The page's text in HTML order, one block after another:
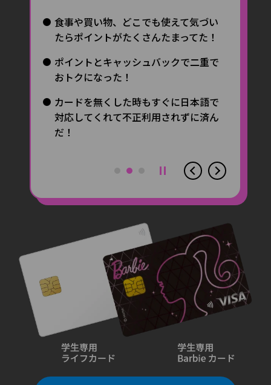
４％キャッシュバックでお土産代が浮
いた！
旅行中にパスポートをなくしたけど、
ライフカードには海外サポートサービ
サポートしてもらえて助かった！
食事や買い物、どこでも使えて気づい
たらポイントがたくさんたまってた！
ポイントとキャッシュバックで二重で
おトクになった！
カードを無くした時もすぐに日本語で
対応してくれて不正利用されずに済ん
だ！
海外ではカード決済が当たり前！
ビザの申請で使えたり、身分証明書に
もなった！